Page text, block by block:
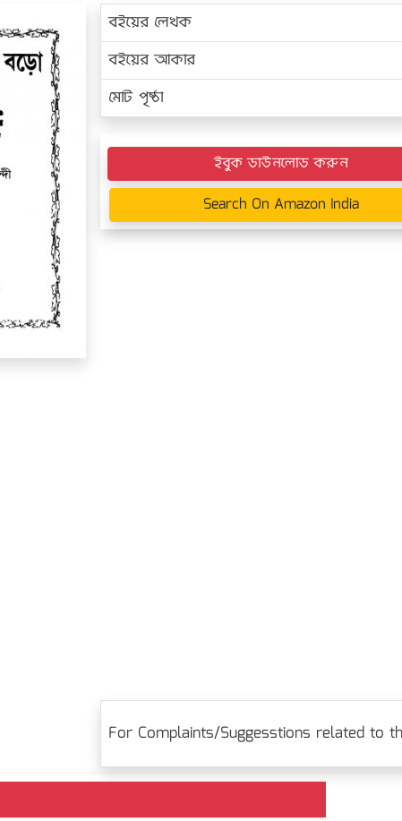
বইয়ের লেখক
বইয়ের আকার
মোট পৃষ্ঠা
ইবুক ডাউনলোড করুন
Search On Amazon India
For Complaints/Suggesstions related to